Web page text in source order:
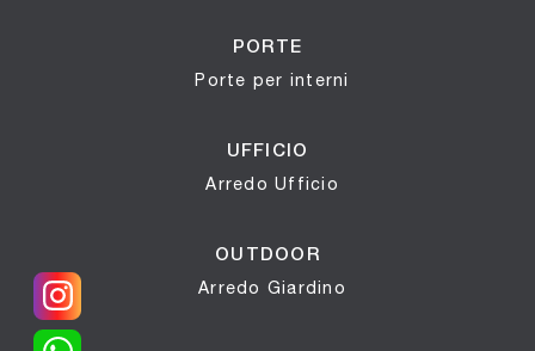
PORTE
Porte per interni
UFFICIO
Arredo Ufficio
OUTDOOR
Arredo Giardino